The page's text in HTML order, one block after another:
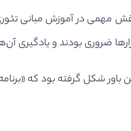
مهمی در آموزش مبانی
ضروری بودند و
باور شکل گرفته بود که